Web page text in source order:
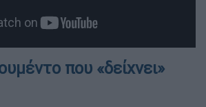
που «δείχνει»